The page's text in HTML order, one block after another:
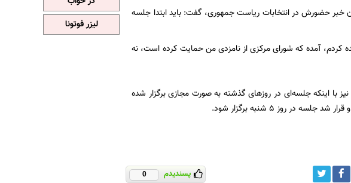
خبر حضورش در انتخابات ریاست جمهوری، گفت: باید ابتدا جلسه
کردم، آمده که شورای مرکزی از نامزدی من حمایت کرده است، نه
با اینکه جلسه‌ای در روزهای گذشته به صورت مجازی برگزار شده
روز ۵ شنبه برگزار شود.
پسندیدم 0
لیزر فوتونا